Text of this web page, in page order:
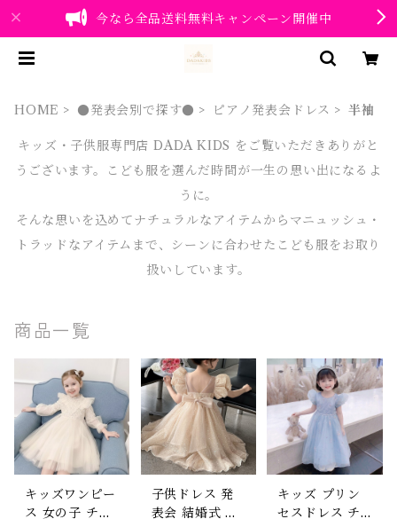
今なら全品送料無料キャンペーン開催中
HOME ●発表会別で探す● ピアノ発表会ドレス 半袖
キッズ・子供服専門店 DADA KIDS をご覧いただきありがと
うございます。こども服を選んだ時間が一生の思い出になるよ
うに。
そんな思いを込めてナチュラルなアイテムからマニュッシュ・
トラッドなアイテムまで、シーンに合わせたこども服をお取り
扱いしています。
商品一覧
キッズワンピー
ス 女の子 チュ
子供ドレス 発
表会 結婚式 女
キッズ プリン
セスドレス チ